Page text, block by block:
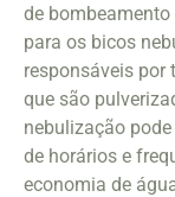
de
para os bicos
responsáveis
que são
nebulização
de horários e
economia de